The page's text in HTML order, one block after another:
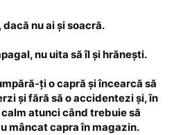
dacă nu ai și soacră.
nu uita să îl și hrănești.
ți o capră și încearcă să
și fără să o accidentezi și, în
atunci când trebuie să
mâncat capra în magazin.